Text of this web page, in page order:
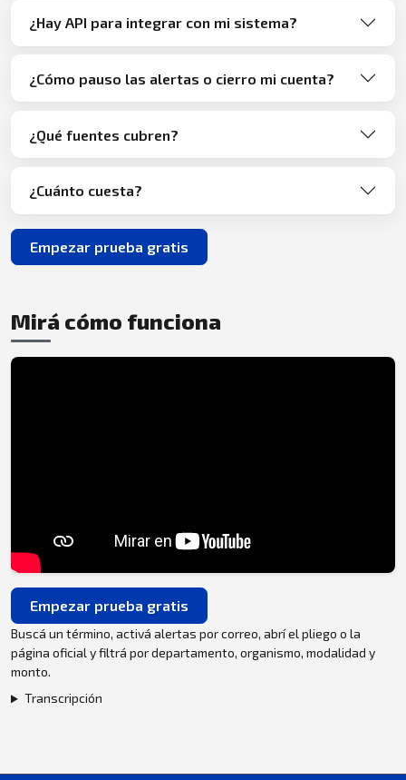
¿Hay API para integrar con mi sistema?
¿Cómo pauso las alertas o cierro mi cuenta?
¿Qué fuentes cubren?
¿Cuánto cuesta?
Empezar prueba gratis
Mirá cómo funciona
Empezar prueba gratis
Buscá un término, activá alertas por correo, abrí el pliego o la
página oficial y filtrá por departamento, organismo, modalidad y
monto.
Transcripción